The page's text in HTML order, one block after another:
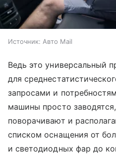
Источник: Авто Mail
Ведь это универсальный
для
запросами и
машины просто
поворачивают и
списком оснащения от
и светодиодных фар до